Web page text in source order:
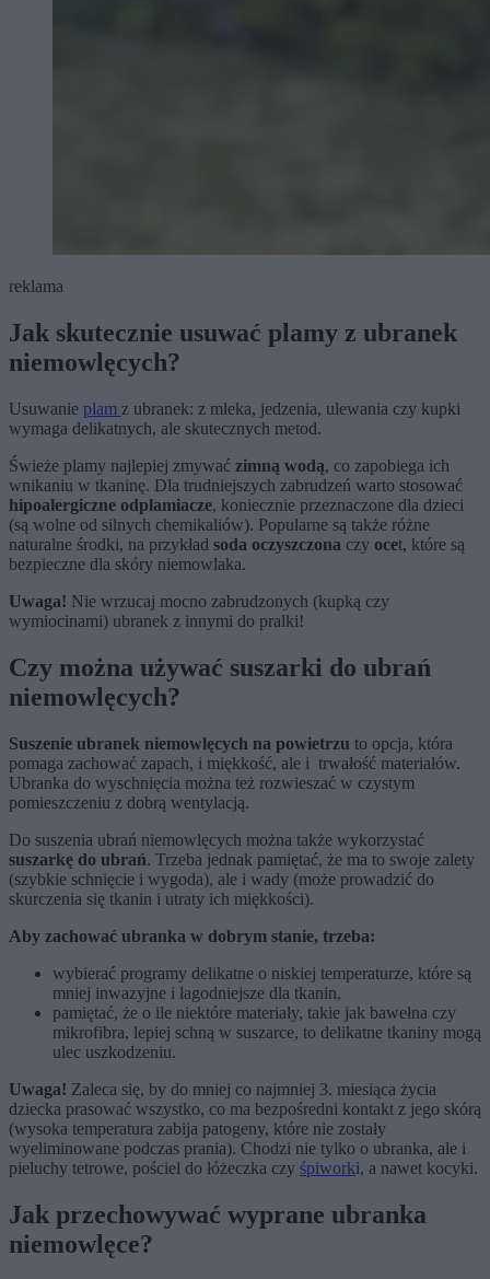
reklama
Jak skutecznie usuwać plamy z ubranek
niemowlęcych?
Usuwanie plam z ubranek: z mleka, jedzenia, ulewania czy kupki
wymaga delikatnych, ale skutecznych metod.
Świeże plamy najlepiej zmywać zimną wodą, co zapobiega ich
wnikaniu w tkaninę. Dla trudniejszych zabrudzeń warto stosować
hipoalergiczne odplamiacze, koniecznie przeznaczone dla dzieci
(są wolne od silnych chemikaliów). Popularne są także różne
naturalne środki, na przykład soda oczyszczona czy ocet, które są
bezpieczne dla skóry niemowlaka.
Uwaga! Nie wrzucaj mocno zabrudzonych (kupką czy
wymiocinami) ubranek z innymi do pralki!
Czy można używać suszarki do ubrań
niemowlęcych?
Suszenie ubranek niemowlęcych na powietrzu to opcja, która
pomaga zachować zapach, i miękkość, ale i trwałość materiałów.
Ubranka do wyschnięcia można też rozwieszać w czystym
pomieszczeniu z dobrą wentylacją.
Do suszenia ubrań niemowlęcych można także wykorzystać
suszarkę do ubrań. Trzeba jednak pamiętać, że ma to swoje zalety
(szybkie schnięcie i wygoda), ale i wady (może prowadzić do
skurczenia się tkanin i utraty ich miękkości).
Aby zachować ubranka w dobrym stanie, trzeba:
wybierać programy delikatne o niskiej temperaturze, które są
mniej inwazyjne i łagodniejsze dla tkanin,
pamiętać, że o ile niektóre materiały, takie jak bawełna czy
mikrofibra, lepiej schną w suszarce, to delikatne tkaniny mogą
ulec uszkodzeniu.
Uwaga! Zaleca się, by do mniej co najmniej 3. miesiąca życia
dziecka prasować wszystko, co ma bezpośredni kontakt z jego skórą
(wysoka temperatura zabija patogeny, które nie zostały
wyeliminowane podczas prania). Chodzi nie tylko o ubranka, ale i
pieluchy tetrowe, pościel do łóżeczka czy śpiworki, a nawet kocyki.
Jak przechowywać wyprane ubranka
niemowlęce?